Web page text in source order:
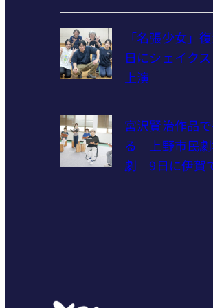
「名張少女」
日にシェイク
上演
宮沢賢治作品
る 上野市民
劇 9日に伊賀